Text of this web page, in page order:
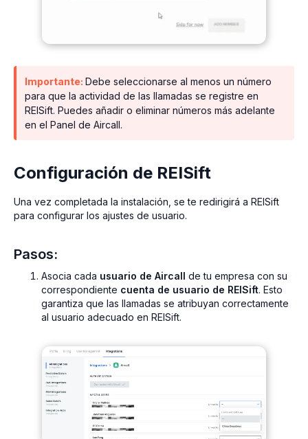
Importante: Debe seleccionarse al menos un número
para que la actividad de las llamadas se registre en
REISift. Puedes añadir o eliminar números más adelante
en el Panel de Aircall.
Configuración de REISift
Una vez completada la instalación, se te redirigirá a REISift
para configurar los ajustes de usuario.
Pasos:
Asocia cada usuario de Aircall de tu empresa con su
correspondiente cuenta de usuario de REISift. Esto
garantiza que las llamadas se atribuyan correctamente
al usuario adecuado en REISift.